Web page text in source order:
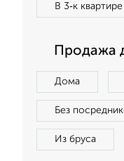
В 3‑к квартире
Продажа
Дома
Без
Из бруса